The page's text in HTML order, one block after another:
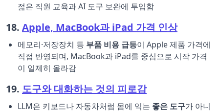
젊은 직원 교육과 AI 도구 보완에 투입함
18. Apple, MacBook과 iPad 가격 인상
메모리·저장장치 등 부품 비용 급등이 Apple 제품 가격에
직접 반영되며, MacBook과 iPad를 중심으로 시작 가격
이 일제히 올라감
19. 도구와 대화하는 것의 피로감
LLM은 키보드나 자동차처럼 몸에 익는 좋은 도구가 아니